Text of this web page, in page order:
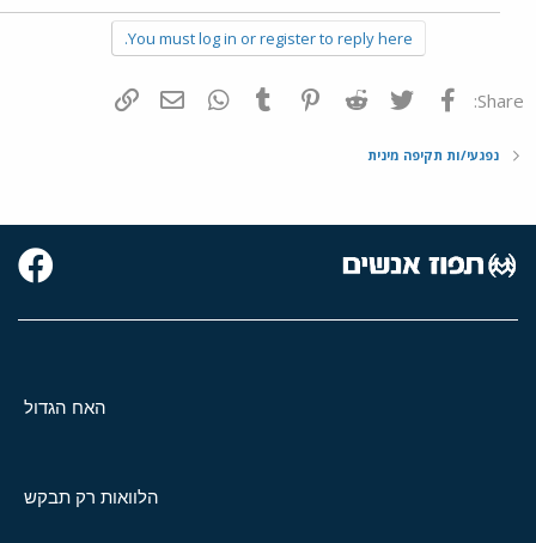
You must log in or register to reply here.
Share: פייסבוק Twitter
Reddit
Pinterest
Tumblr
WhatsAppדואר אלקטרוני
נפגעי/ות תקיפה מינית
האח הגדול
הלוואות רק תבקש